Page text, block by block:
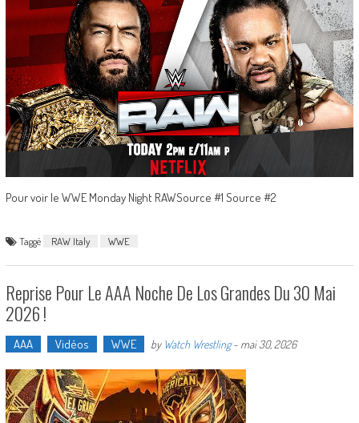
Pour voir le WWE Monday Night RAWSource #1 Source #2
Taggé RAW Italy WWE
Reprise Pour Le AAA Noche De Los Grandes Du 30 Mai
2026 !
AAA Vidéos WWE by Watch Wrestling- mai 30, 2026